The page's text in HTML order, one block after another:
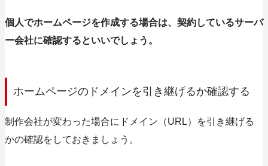
個人でホームページを作成する場合は、契約しているサーバ
ー会社に確認するといいでしょう。
ホームページのドメインを引き継げるか確認する
制作会社が変わった場合にドメイン（URL）を引き継げる
かの確認をしておきましょう。